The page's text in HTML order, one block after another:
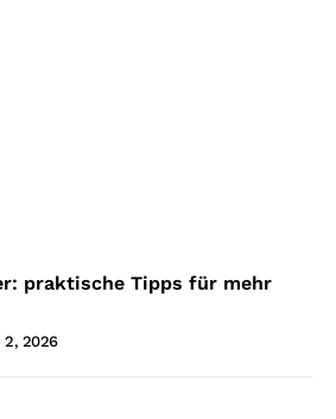
praktische Tipps für mehr
2, 2026